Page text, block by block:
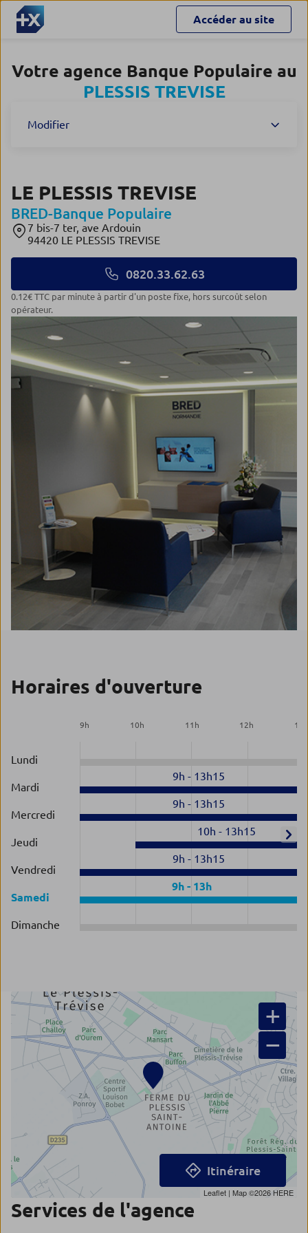
Accéder au site
Votre agence Banque Populaire au
PLESSIS TREVISE
Modifier
LE PLESSIS TREVISE
BRED-Banque Populaire
7 bis-7 ter, ave Ardouin
94420 LE PLESSIS TREVISE
0820.33.62.63
0.12€ TTC par minute à partir d'un poste fixe, hors surcoût selon
opérateur.
Horaires d'ouverture
9h 10h 11 h 12h 13
Lundi
Mardi
9h - 13h15
Mercredi
9h - 13h15
Jeudi
10h - 13h15
Vendredi
9h - 13h15
Samedi
9h- 13h
Dimanche
+
−
Leaflet | Map ©2026HERE
Itinéraire
Services de l'agence